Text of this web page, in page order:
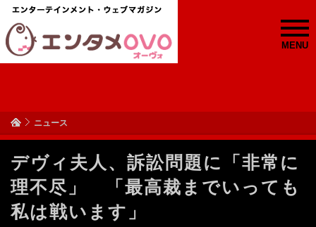
MENU
ニュース
デヴィ夫人、訴訟問題に「非常に
理不尽」 「最高裁までいっても
私は戦います」